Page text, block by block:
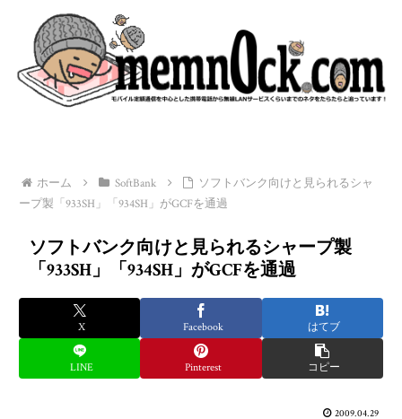
ホーム SoftBank
ソフトバンク向けと見られるシャ
ープ製「933SH」「934SH」がGCFを通過
ソフトバンク向けと見られるシャープ製
「933SH」「934SH」がGCFを通過
X Facebook はてブ
LINE Pinterest コピー
2009.04.29